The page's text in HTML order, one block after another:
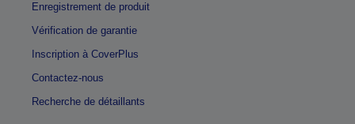
Enregistrement de produit
Vérification de garantie
Inscription à CoverPlus
Contactez-nous
Recherche de détaillants